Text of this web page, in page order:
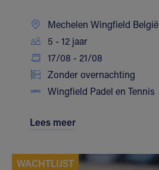
Mechelen Wingfield België
5 - 12 jaar
17/08 - 21/08
Zonder overnachting
Wingfield Padel en Tennis
Lees meer
WACHTLIJST